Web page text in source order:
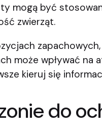
mogą być
zwierząt.
może wpływać
kieruj się
do